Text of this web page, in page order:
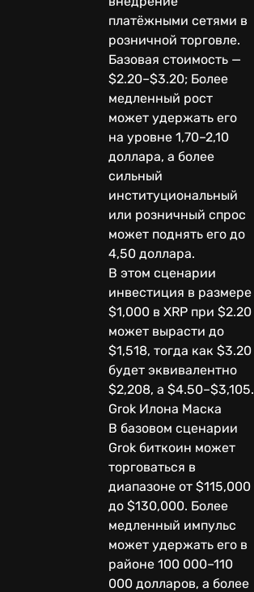
платёжными сетями в
розничной торговле.
Базовая стоимость —
$2.20–$3.20; Более
медленный рост
может удержать его
на уровне 1,70–2,10
доллара, а более
сильный
институциональный
или розничный спрос
может поднять его до
4,50 доллара.
В этом сценарии
инвестиция в размере
$1,000 в XRP при $2.20
может вырасти до
$1,518, тогда как $3.20
будет эквивалентно
$2,208, а $4.50–$3,105.
Grok Илона Маска
В базовом сценарии
Grok биткоин может
торговаться в
диапазоне от $115,000
до $130,000. Более
медленный импульс
может удержать его в
районе 100 000–110
000 долларов, а более